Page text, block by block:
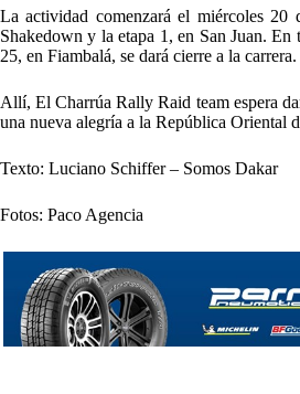
La actividad comenzará el miércoles 20
Shakedown y la etapa 1, en San Juan. En
25, en Fiambalá, se dará cierre a la carrera.
Allí, El Charrúa Rally Raid team espera
una nueva alegría a la República Oriental
Texto: Luciano Schiffer – Somos Dakar
Fotos: Paco Agencia